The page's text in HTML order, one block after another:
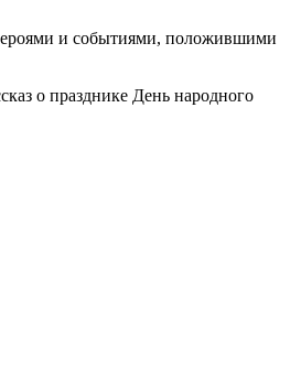
и событиями, положившими
о празднике День народного